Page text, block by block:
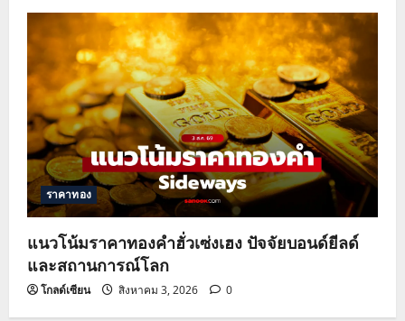
ราคาทอง
แนวโน้มราคาทองคำฮั่วเซ่งเฮง ปัจจัยบอนด์ยีลด์
และสถานการณ์โลก
โกลด์เซียน สิงหาคม 3, 2026 0